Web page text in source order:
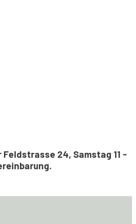
24, Samstag 11 -